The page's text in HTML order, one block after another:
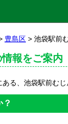
豊島区 > 池袋駅前
報をご案内
る、池袋駅前む